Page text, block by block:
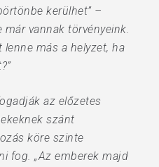
kerülhet” –
már vannak törvényeink.
más a helyzet, ha
az előzetes
szánt
köre szinte
fog. „Az emberek majd